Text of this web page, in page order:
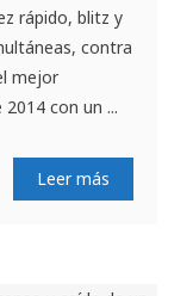
rápido, blitz y
contra
mejor
con un ...
Leer más